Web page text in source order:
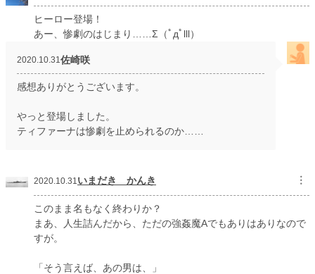
累計ポイント 3,248,262 pt (1,450 位)
ヒーロー登場！
あー、惨劇のはじまり……Σ（ﾟдﾟlll）
2020.10.31佐崎咲
感想ありがとうございます。
やっと登場しました。
ティファーナは惨劇を止められるのか……
2020.10.31いまだき かんき ︙
このまま名もなく終わりか？
まあ、人生詰んだから、ただの強姦魔Aでもありはありなので
すが。
「そう言えば、あの男は、」